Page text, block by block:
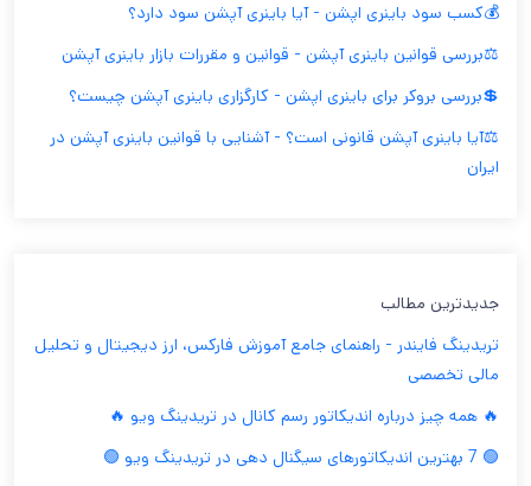
💰کسب سود باینری اپشن - آیا باینری آپشن سود دارد؟
⚖️بررسی قوانین باینری آپشن - قوانین و مقررات بازار باینری آپشن
💲بررسی بروکر برای باینری اپشن - کارگزاری باینری آپشن چیست؟
⚖️آیا باینری آپشن قانونی است؟ - آشنایی با قوانین باینری آپشن در
ایران
جدیدترین مطالب
تریدینگ فایندر - راهنمای جامع آموزش فارکس، ارز دیجیتال و تحلیل
مالی تخصصی
🔥 همه چیز درباره اندیکاتور رسم کانال در تریدینگ ویو 🔥
🟢 7 بهترین اندیکاتورهای سیگنال دهی در تریدینگ ویو 🟢